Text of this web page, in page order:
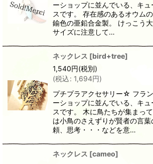
ーショップに並んでいる、キ
スです。 存在感のあるオウム
鍮色の亜鉛合金製。 けっこう大
サイズに注意して…
ネックレス [bird+tree]
1,540円(税別)
(税込: 1,694円)
プチプラアクセサリー☆ フラ
ーショップに並んでいる、キ
スです。 木に鳥たちが集まっ
は小鳥のさえずりが賢者の言
頼、思考・・・などを意…
ネックレス [cameo]